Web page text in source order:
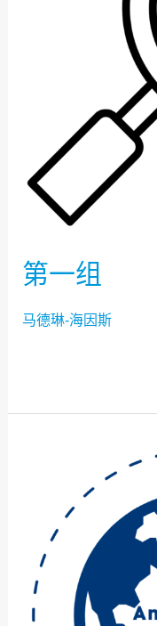
第一组
马德琳-海因斯